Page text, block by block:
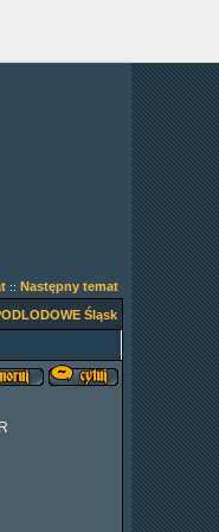
:: Następny temat
Śląsk